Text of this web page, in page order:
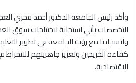
وأكد رئيس الجامعة الدكتور أحمد فخري
التخصصات يأتي استجابة لاحتياجات سوق
وانسجاما مع رؤية الجامعة في تطوير
كفاءة الخريجين وتعزيز جاهزيتهم
الاقتصادية.